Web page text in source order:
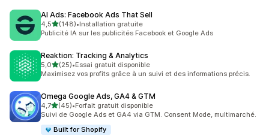
AI Ads: Facebook Ads That Sell
4,5étoile(s) sur 5
(148)
148 avis au total
•Installation gratuite
Publicité IA sur les publicités Facebook et Google Ads
Reaktion: Tracking & Analytics
5,0étoile(s) sur 5
(25)
25 avis au total
•Essai gratuit disponible
Maximisez vos profits grâce à un suivi et des informations précis.
Omega Google Ads, GA4 & GTM
4,7étoile(s) sur 5
(45)
45 avis au total
•Forfait gratuit disponible
Suivi de Google Ads et GA4 via GTM. Consent Mode, multimarché.
Built for Shopify